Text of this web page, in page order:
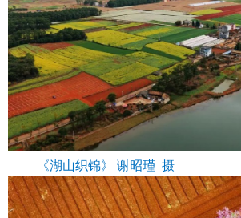
《湖山织锦》 谢昭瑾 摄